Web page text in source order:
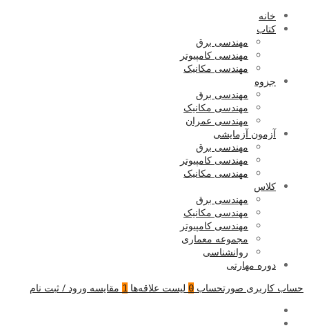
خانه
کتاب
مهندسی برق
مهندسی کامپیوتر
مهندسی مکانیک
جزوه
مهندسی برق
مهندسی مکانیک
مهندسی عمران
آزمون آزمایشی
مهندسی برق
مهندسی کامپیوتر
مهندسی مکانیک
کلاس
مهندسی برق
مهندسی مکانیک
مهندسی کامپیوتر
مجموعه معماری
روانشناسی
دوره مهارتی
حساب کاربری صورتحساب 0 لیست علاقه‌ها 1 مقایسه ورود / ثبت نام